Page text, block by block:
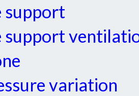
support
support
variation